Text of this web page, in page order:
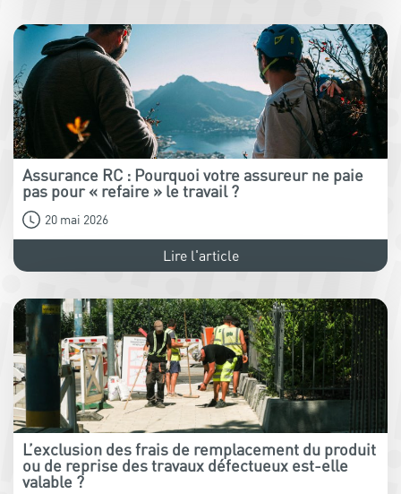
Assurance RC : Pourquoi votre assureur ne paie
pas pour « refaire » le travail ?
20 mai 2026
Lire l'article
L’exclusion des frais de remplacement du produit
ou de reprise des travaux défectueux est-elle
valable ?